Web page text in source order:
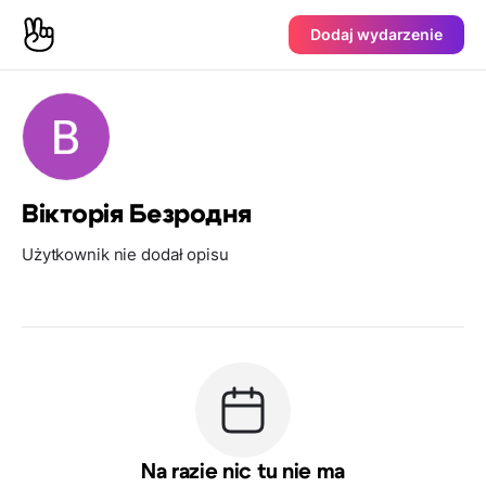
Dodaj wydarzenie
Вікторія Безродня
Użytkownik nie dodał opisu
Na razie nic tu nie ma